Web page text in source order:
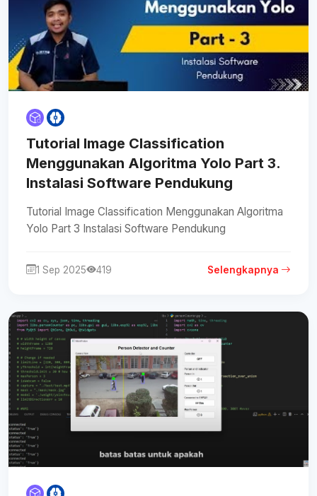
Tutorial Image Classification
Menggunakan Algoritma Yolo Part 3.
Instalasi Software Pendukung
Tutorial Image Classification Menggunakan Algoritma
Yolo Part 3 Instalasi Software Pendukung
1 Sep 2025 419 Selengkapnya